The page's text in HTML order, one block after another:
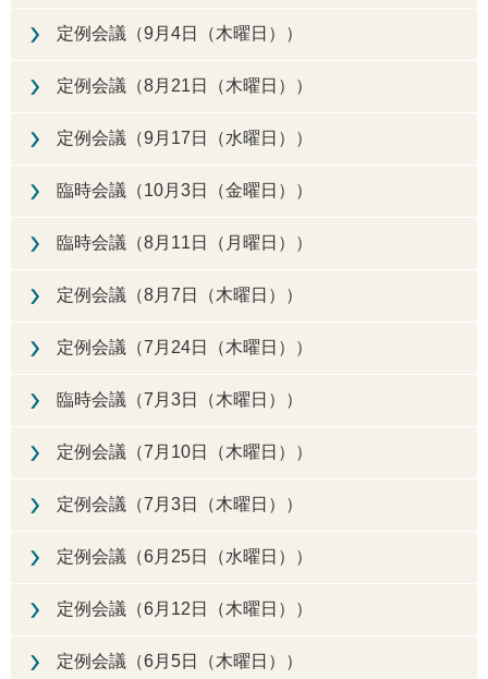
定例会議（9月4日（木曜日））
定例会議（8月21日（木曜日））
定例会議（9月17日（水曜日））
臨時会議（10月3日（金曜日））
臨時会議（8月11日（月曜日））
定例会議（8月7日（木曜日））
定例会議（7月24日（木曜日））
臨時会議（7月3日（木曜日））
定例会議（7月10日（木曜日））
定例会議（7月3日（木曜日））
定例会議（6月25日（水曜日））
定例会議（6月12日（木曜日））
定例会議（6月5日（木曜日））